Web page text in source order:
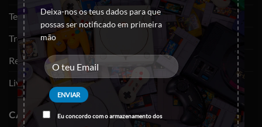
Deixa-nos os teus dados para que
possas ser notificado em primeira
mão
Eu concordo com o armazenamento dos
Termos e Condições
Trocas e devoluções
Resolução de litígios
Livro de reclamações
CATEGORIAS